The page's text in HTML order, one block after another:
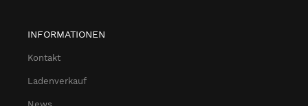
INFORMATIONEN
Kontakt
Ladenverkauf